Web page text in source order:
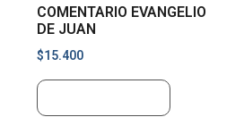
COMENTARIO EVANGELIO
DE JUAN
$15.400